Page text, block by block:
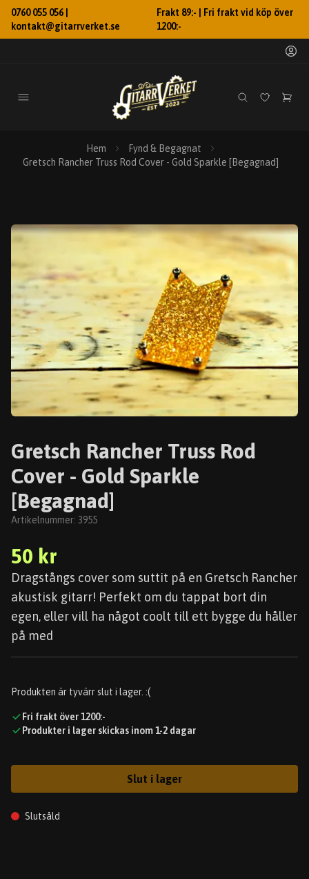
0760 055 056 |
kontakt@gitarrverket.se
Frakt 89:- | Fri frakt vid köp över
1200:-
Hem
Fynd & Begagnat
Gretsch Rancher Truss Rod Cover - Gold Sparkle [Begagnad]
Gretsch Rancher Truss Rod
Cover - Gold Sparkle
[Begagnad]
Artikelnummer: 3955
50 kr
Dragstångs cover som suttit på en Gretsch Rancher
akustisk gitarr! Perfekt om du tappat bort din
egen, eller vill ha något coolt till ett bygge du håller
på med
Produkten är tyvärr slut i lager. :(
Fri frakt över 1200:-
Produkter i lager skickas inom 1-2 dagar
Slut i lager
Slutsåld